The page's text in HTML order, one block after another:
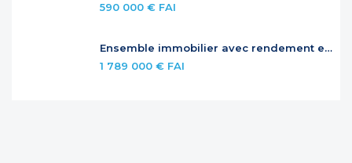
590 000 € FAI
Ensemble immobilier avec rendement et potentiel – Jardins de la Baie Orientale
1 789 000 € FAI